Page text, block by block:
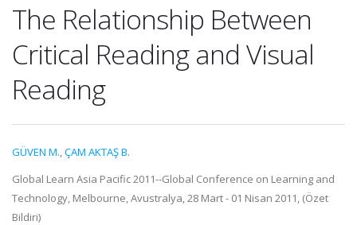
The Relationship Between
Critical Reading and Visual
Reading
GÜVEN M.,ÇAM AKTAŞ B.
Global Learn Asia Pacific 2011--Global Conference on Learning and
Technology, Melbourne, Avustralya, 28 Mart - 01 Nisan 2011, (Özet
Bildiri)